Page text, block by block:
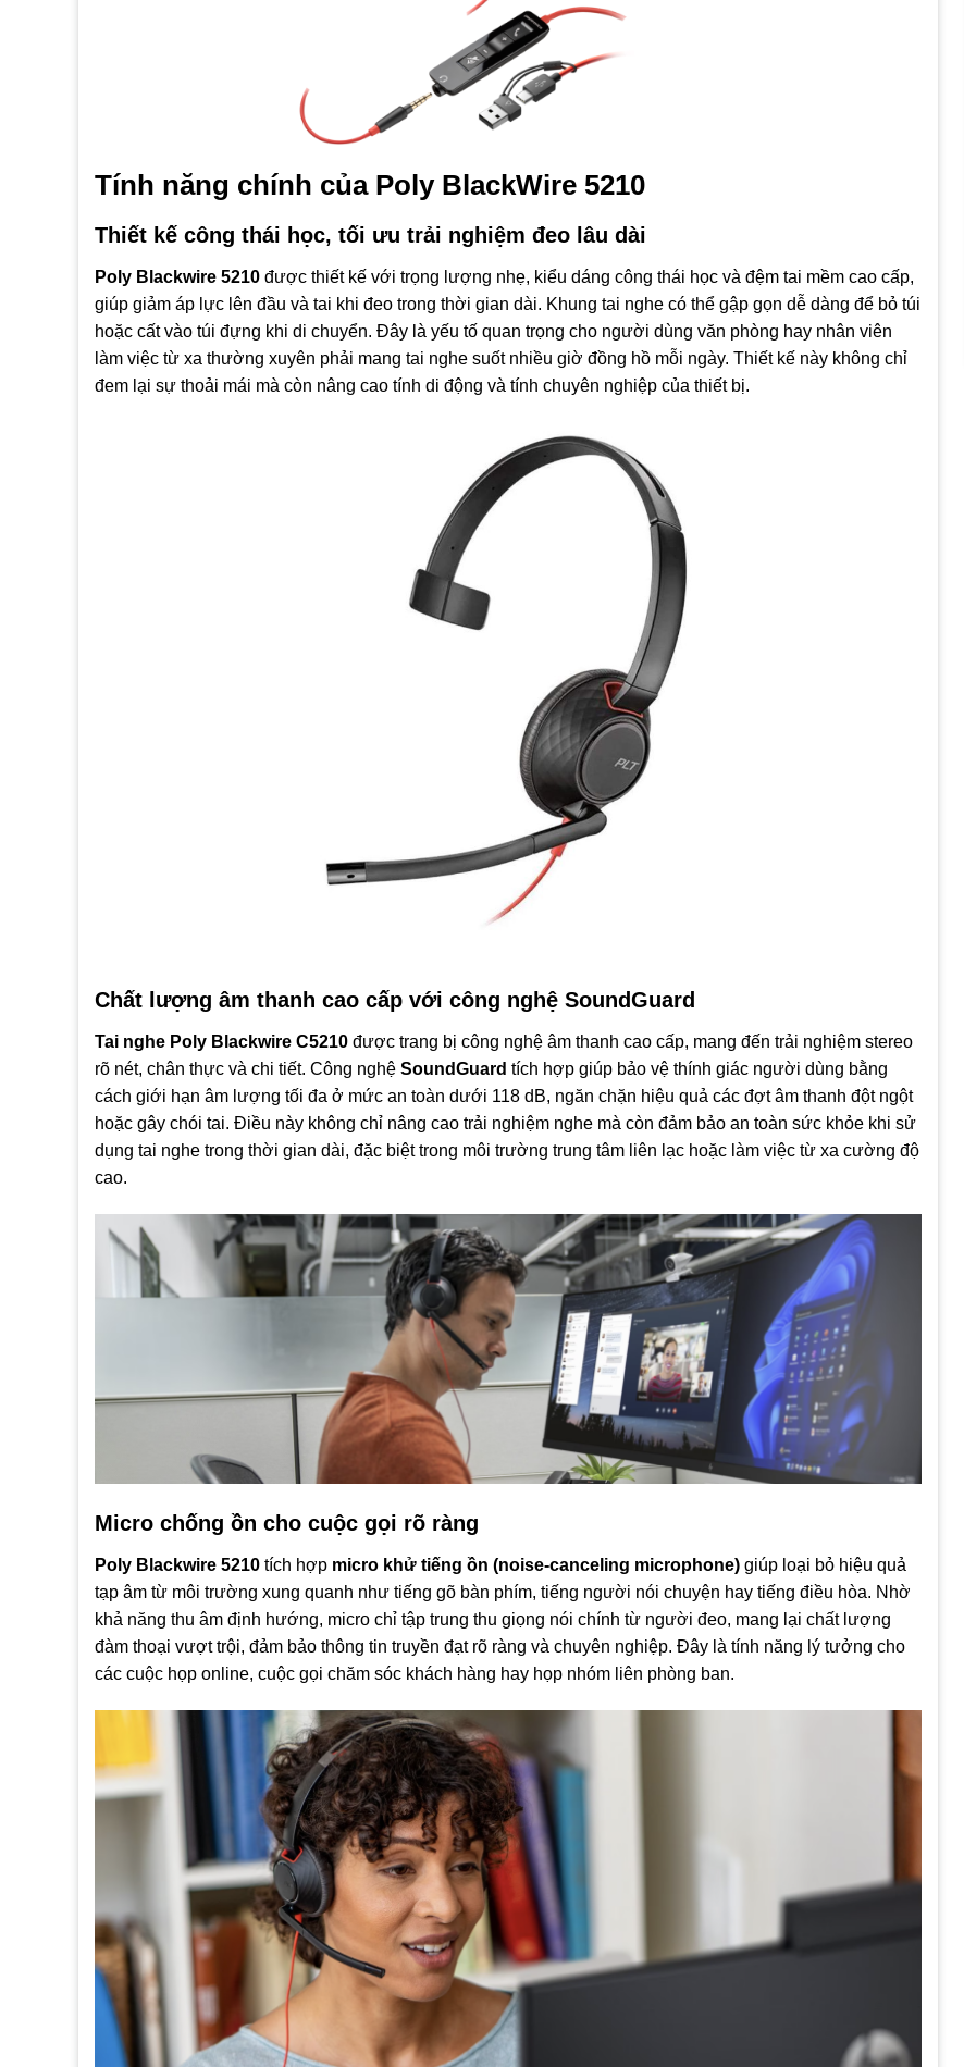
Tính năng chính của Poly BlackWire 5210
Thiết kế công thái học, tối ưu trải nghiệm đeo lâu dài
Poly Blackwire 5210 được thiết kế với trọng lượng nhẹ, kiểu dáng công thái học và đệm tai mềm cao cấp,
giúp giảm áp lực lên đầu và tai khi đeo trong thời gian dài. Khung tai nghe có thể gập gọn dễ dàng để bỏ túi
hoặc cất vào túi đựng khi di chuyển. Đây là yếu tố quan trọng cho người dùng văn phòng hay nhân viên
làm việc từ xa thường xuyên phải mang tai nghe suốt nhiều giờ đồng hồ mỗi ngày. Thiết kế này không chỉ
đem lại sự thoải mái mà còn nâng cao tính di động và tính chuyên nghiệp của thiết bị.
Chất lượng âm thanh cao cấp với công nghệ SoundGuard
Tai nghe Poly Blackwire C5210 được trang bị công nghệ âm thanh cao cấp, mang đến trải nghiệm stereo
rõ nét, chân thực và chi tiết. Công nghệ SoundGuard tích hợp giúp bảo vệ thính giác người dùng bằng
cách giới hạn âm lượng tối đa ở mức an toàn dưới 118 dB, ngăn chặn hiệu quả các đợt âm thanh đột ngột
hoặc gây chói tai. Điều này không chỉ nâng cao trải nghiệm nghe mà còn đảm bảo an toàn sức khỏe khi sử
dụng tai nghe trong thời gian dài, đặc biệt trong môi trường trung tâm liên lạc hoặc làm việc từ xa cường độ
cao.
Micro chống ồn cho cuộc gọi rõ ràng
Poly Blackwire 5210 tích hợp micro khử tiếng ồn (noise-canceling microphone) giúp loại bỏ hiệu quả
tạp âm từ môi trường xung quanh như tiếng gõ bàn phím, tiếng người nói chuyện hay tiếng điều hòa. Nhờ
khả năng thu âm định hướng, micro chỉ tập trung thu giọng nói chính từ người đeo, mang lại chất lượng
đàm thoại vượt trội, đảm bảo thông tin truyền đạt rõ ràng và chuyên nghiệp. Đây là tính năng lý tưởng cho
các cuộc họp online, cuộc gọi chăm sóc khách hàng hay họp nhóm liên phòng ban.